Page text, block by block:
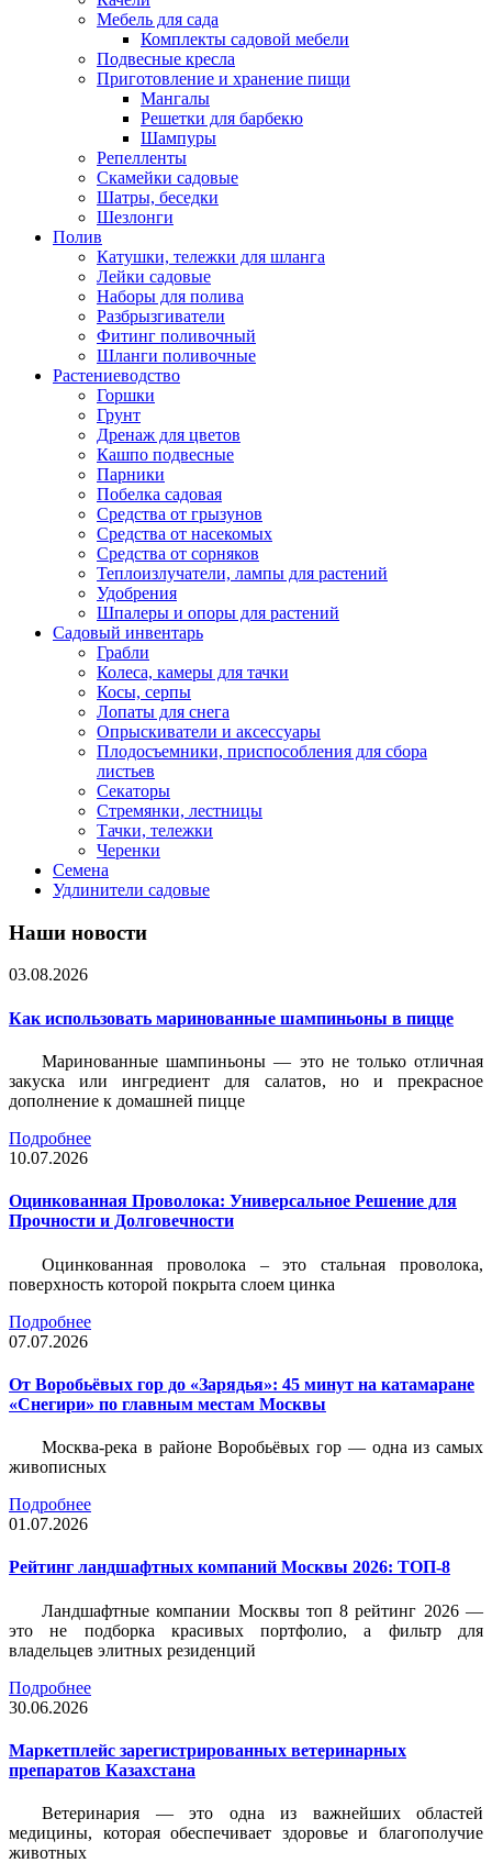
Мебель для сада
Комплекты садовой мебели
Подвесные кресла
Приготовление и хранение пищи
Мангалы
Решетки для барбекю
Шампуры
Репелленты
Скамейки садовые
Шатры, беседки
Шезлонги
Полив
Катушки, тележки для шланга
Лейки садовые
Наборы для полива
Разбрызгиватели
Фитинг поливочный
Шланги поливочные
Растениеводство
Горшки
Грунт
Дренаж для цветов
Кашпо подвесные
Парники
Побелка садовая
Средства от грызунов
Средства от насекомых
Средства от сорняков
Теплоизлучатели, лампы для растений
Удобрения
Шпалеры и опоры для растений
Садовый инвентарь
Грабли
Колеса, камеры для тачки
Косы, серпы
Лопаты для снега
Опрыскиватели и аксессуары
Плодосъемники, приспособления для сбора
листьев
Секаторы
Стремянки, лестницы
Тачки, тележки
Черенки
Семена
Удлинители садовые
Наши новости
03.08.2026
Как использовать маринованные шампиньоны в пицце
Маринованные шампиньоны — это не только отличная
закуска или ингредиент для салатов, но и прекрасное
дополнение к домашней пицце
Подробнее
10.07.2026
Оцинкованная Проволока: Универсальное Решение для
Прочности и Долговечности
Оцинкованная проволока – это стальная проволока,
поверхность которой покрыта слоем цинка
Подробнее
07.07.2026
От Воробьёвых гор до «Зарядья»: 45 минут на катамаране
«Снегири» по главным местам Москвы
Москва-река в районе Воробьёвых гор — одна из самых
живописных
Подробнее
01.07.2026
Рейтинг ландшафтных компаний Москвы 2026: ТОП-8
Ландшафтные компании Москвы топ 8 рейтинг 2026 —
это не подборка красивых портфолио, а фильтр для
владельцев элитных резиденций
Подробнее
30.06.2026
Маркетплейс зарегистрированных ветеринарных
препаратов Казахстана
Ветеринария — это одна из важнейших областей
медицины, которая обеспечивает здоровье и благополучие
животных